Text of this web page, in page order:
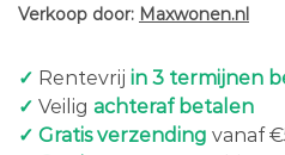
Verkoop door: Maxwonen.nl
✓ Rentevrij in 3 termijnen
✓ Veilig achteraf betalen
✓ Gratis verzending vanaf